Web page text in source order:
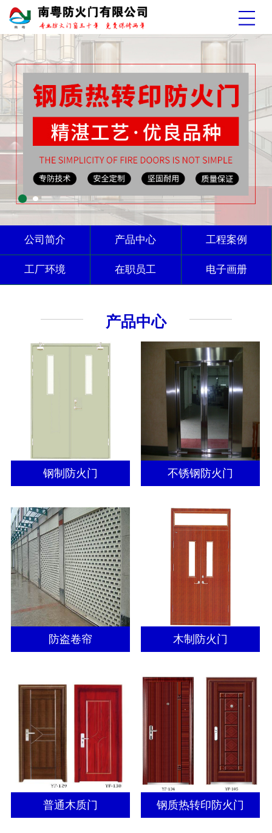
公司简介 产品中心 工程案例
工厂环境 在职员工 电子画册
产品中心
钢制防火门 不锈钢防火门
防盗卷帘 木制防火门
普通木质门 钢质热转印防火门